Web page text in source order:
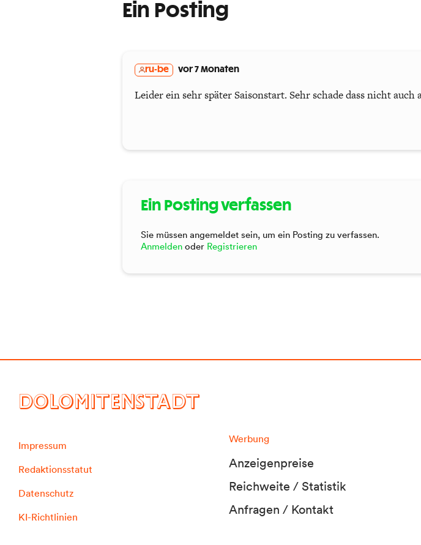
Ein Posting
ru-be vor 7 Monaten
Leider ein sehr später Saisonstart. Sehr schade dass nicht
Ein Posting verfassen
Sie müssen angemeldet sein, um ein Posting zu verfassen.
Anmelden oder Registrieren
DOLOMITENSTADT
Impressum
Redaktionsstatut
Datenschutz
KI-Richtlinien
Werbung
Anzeigenpreise
Reichweite / Statistik
Anfragen / Kontakt